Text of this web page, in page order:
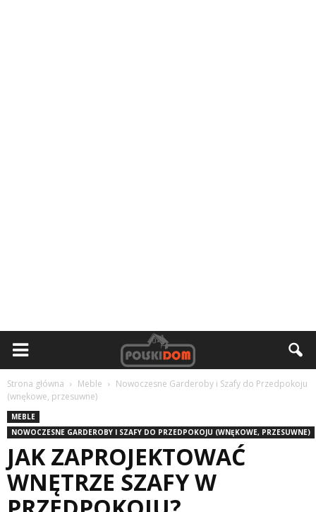
Strona główna Meble
Nowoczesne Garderoby i Szafy do Przedpokoju
(wnękowe, przesuwne)
MEBLE
NOWOCZESNE GARDEROBY I SZAFY DO PRZEDPOKOJU (WNĘKOWE, PRZESUWNE)
JAK ZAPROJEKTOWAĆ
WNĘTRZE SZAFY W